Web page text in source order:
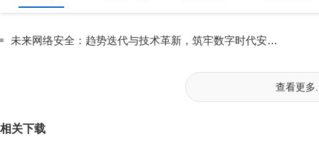
未来网络安全：趋势迭代与技术革新，筑牢数字时代安全屏障
查看更多
相关下载